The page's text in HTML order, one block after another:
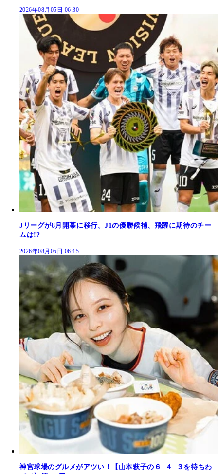
2026年08月05日 06:30
Jリーグが8月開幕に移行。J1の優勝候補、飛躍に期待のチー
ムは!?
2026年08月05日 06:15
神宮球場のグルメがアツい！【山本萩子の６−４−３を待ちわ